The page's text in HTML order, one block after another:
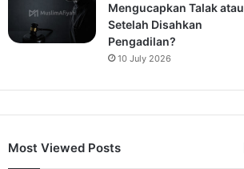
Mengucapkan Talak atau
Setelah Disahkan
Pengadilan?
10 July 2026
Most Viewed Posts